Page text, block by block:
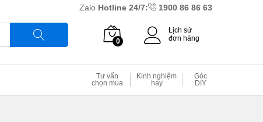
Zalo Hotline 24/7: 1900 86 86 63
0
Lịch sử
đơn hàng
Tư vấn
chọn mua
Kinh nghiệm
hay
Góc
DIY